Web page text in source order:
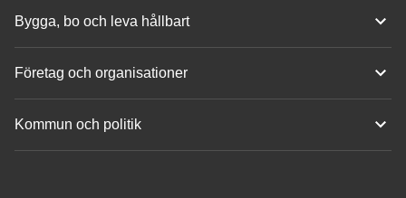
Bygga, bo och leva hållbart
Företag och organisationer
Kommun och politik